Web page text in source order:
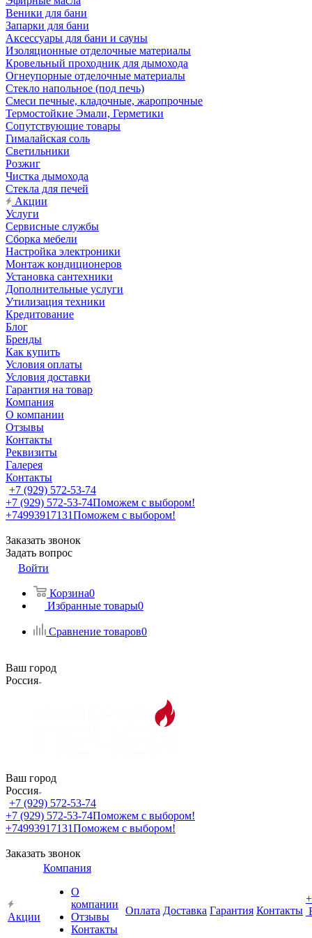
Веники для бани
Запарки для бани
Аксессуары для бани и сауны
Изоляционные отделочные материалы
Кровельный проходник для дымохода
Огнеупорные отделочные материалы
Стекло напольное (под печь)
Смеси печные, кладочные, жаропрочные
Термостойкие Эмали, Герметики
Сопутствующие товары
Гималайская соль
Светильники
Розжиг
Чистка дымохода
Стекла для печей
Акции
Услуги
Сервисные службы
Сборка мебели
Настройка электроники
Монтаж кондиционеров
Установка сантехники
Дополнительные услуги
Утилизация техники
Кредитование
Блог
Бренды
Как купить
Условия оплаты
Условия доставки
Гарантия на товар
Компания
О компании
Отзывы
Контакты
Реквизиты
Галерея
Контакты
+7 (929) 572-53-74
+7 (929) 572-53-74Поможем с выбором!
+74993917131Поможем с выбором!
Заказать звонок
Задать вопрос
Войти
Корзина0
Избранные товары0
Сравнение товаров0
Ваш город
Россия
Ваш город
Россия
+7 (929) 572-53-74
+7 (929) 572-53-74Поможем с выбором!
+74993917131Поможем с выбором!
Заказать звонок
Акции
Компания
О
компании
Отзывы
Контакты
Оплата Доставка Гарантия Контакты
+